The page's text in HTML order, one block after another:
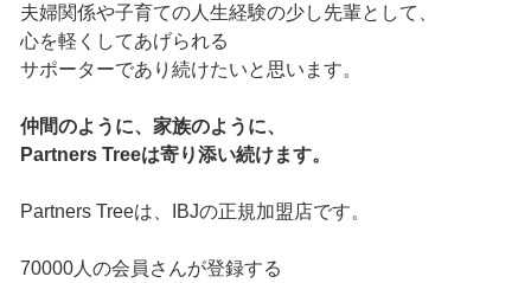
夫婦関係や子育ての人生経験の少し先輩として、
心を軽くしてあげられる
サポーターであり続けたいと思います。
仲間のように、家族のように、
Partners Treeは寄り添い続けます。
Partners Treeは、IBJの正規加盟店です。
70000人の会員さんが登録する